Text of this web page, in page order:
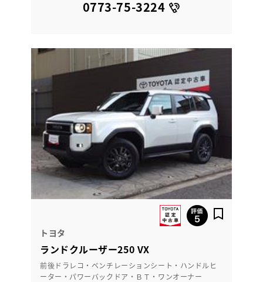
0773-75-3224
トヨタ
ランドクルーザー250 VX
前後ドラレコ・ベンチレーションシート・ハンドルヒ
ーター・パワーバックドア・ＢＴ・ワンオーナー